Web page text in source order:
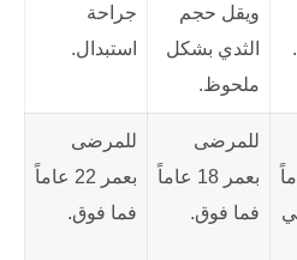
ويقل حجم
الثدي بشكل
ملحوظ.
جراحة
استبدال.
عاماً
للمرضى
بعمر 18 عاماً
فما فوق.
للمرضى
بعمر 22 عاماً
فما فوق.